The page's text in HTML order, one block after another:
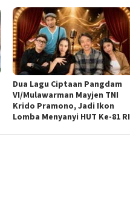
Dua Lagu Ciptaan Pangdam
VI/Mulawarman Mayjen TNI
Krido Pramono, Jadi Ikon
Lomba Menyanyi HUT Ke-81 RI